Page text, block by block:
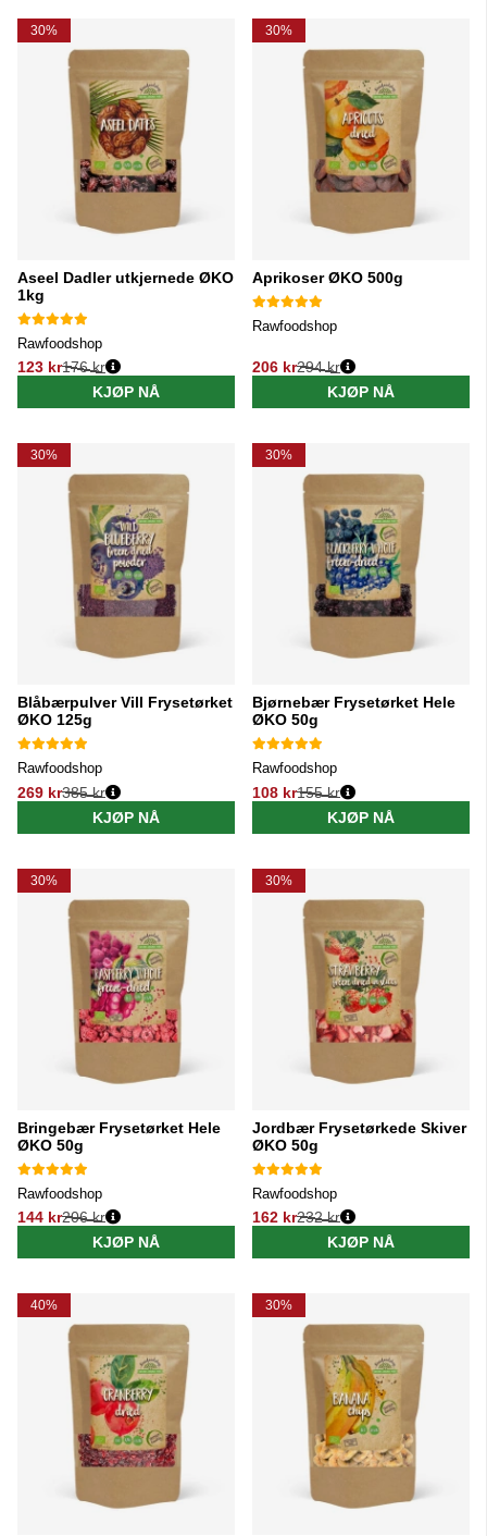
30%
Aseel Dadler utkjernede ØKO
1kg
Rawfoodshop
123 kr
Vanlig pris:
176 kr
KJØP NÅ
30%
Aprikoser ØKO 500g
Rawfoodshop
206 kr
Vanlig pris:
294 kr
KJØP NÅ
30%
Blåbærpulver Vill Frysetørket
ØKO 125g
Rawfoodshop
269 kr
Vanlig pris:
385 kr
KJØP NÅ
30%
Bjørnebær Frysetørket Hele
ØKO 50g
Rawfoodshop
108 kr
Vanlig pris:
155 kr
KJØP NÅ
30%
Bringebær Frysetørket Hele
ØKO 50g
Rawfoodshop
144 kr
Vanlig pris:
206 kr
KJØP NÅ
30%
Jordbær Frysetørkede Skiver
ØKO 50g
Rawfoodshop
162 kr
Vanlig pris:
232 kr
KJØP NÅ
40% 30%